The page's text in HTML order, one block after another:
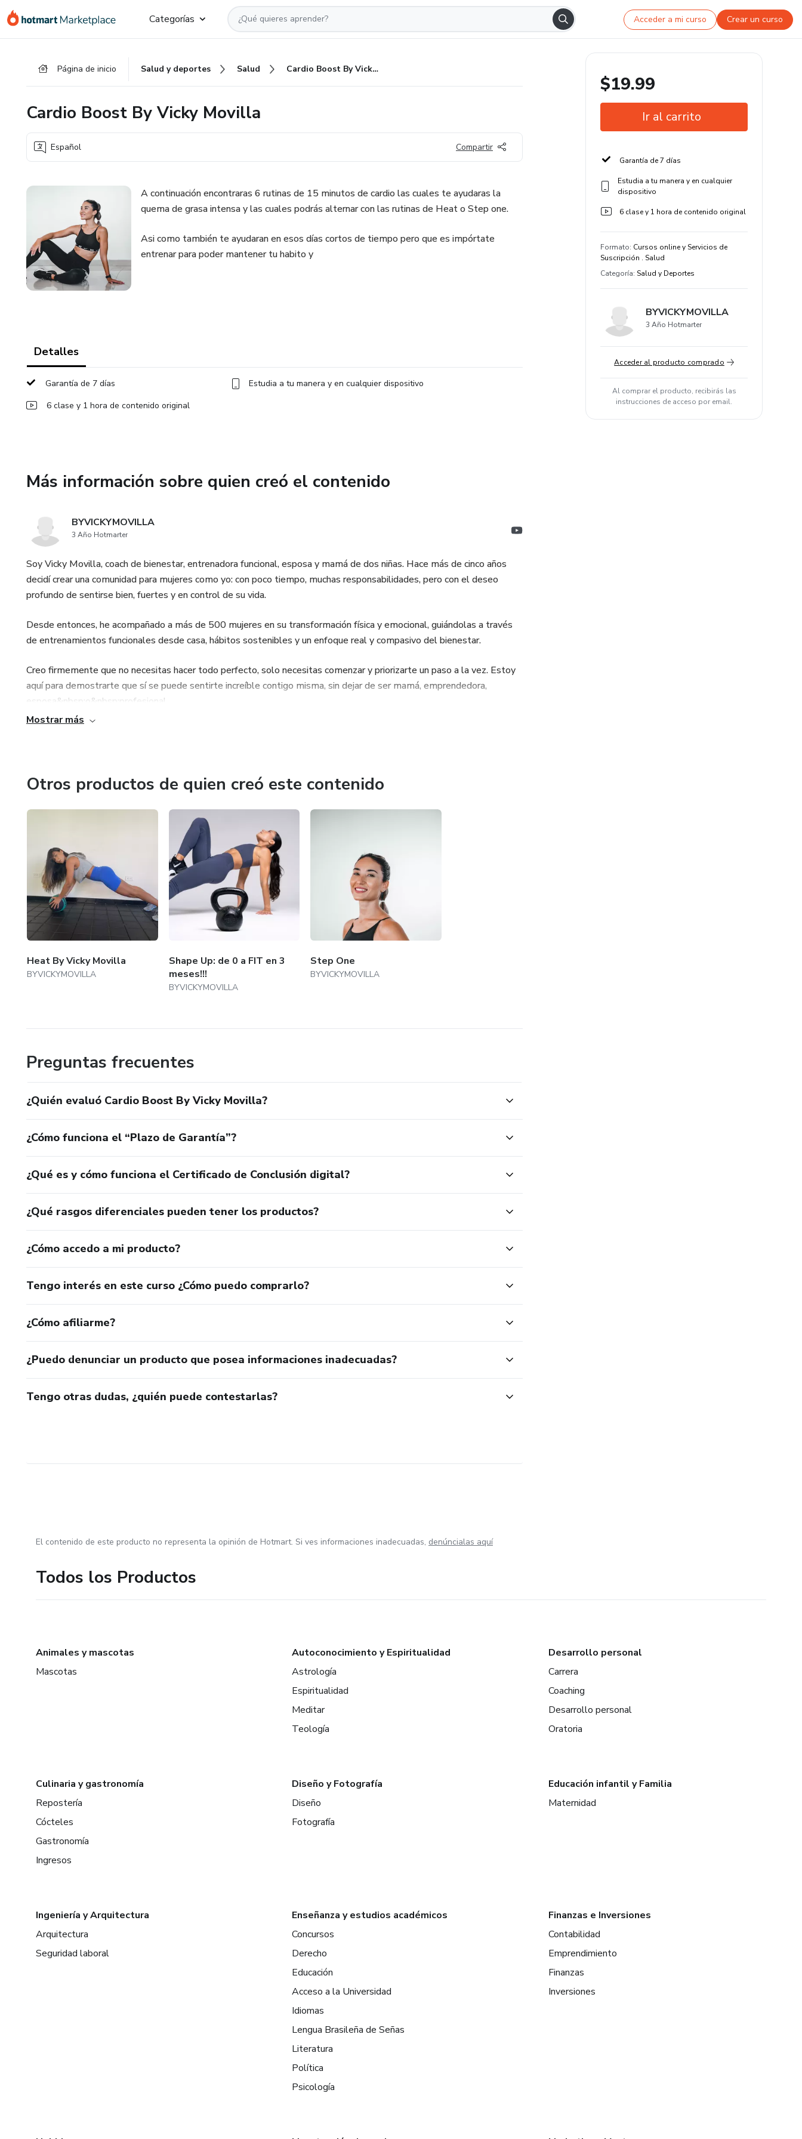
Categorías Acceder a mi curso Crear un curso
Página de inicio Salud y deportes Salud Cardio Boost By Vicky Movilla
Cardio Boost By Vicky Movilla
Español Compartir
A continuación encontraras 6 rutinas de 15 minutos de cardio las cuales te ayudaras la
quema de grasa intensa y las cuales podrás alternar con las rutinas de Heat o Step one.
Asi como también te ayudaran en esos días cortos de tiempo pero que es impórtate
entrenar para poder mantener tu habito y
Detalles
Garantía de 7 días
Estudia a tu manera y en cualquier dispositivo
6 clase y 1 hora de contenido original
Más información sobre quien creó el contenido
BYVICKYMOVILLA
3 Año Hotmarter
Soy Vicky Movilla, coach de bienestar, entrenadora funcional, esposa y mamá de dos niñas. Hace más de cinco años
decidí crear una comunidad para mujeres como yo: con poco tiempo, muchas responsabilidades, pero con el deseo
profundo de sentirse bien, fuertes y en control de su vida.
Desde entonces, he acompañado a más de 500 mujeres en su transformación física y emocional, guiándolas a través
de entrenamientos funcionales desde casa, hábitos sostenibles y un enfoque real y compasivo del bienestar.
Creo firmemente que no necesitas hacer todo perfecto, solo necesitas comenzar y priorizarte un paso a la vez. Estoy
aquí para demostrarte que sí se puede sentirte increíble contigo misma, sin dejar de ser mamá, emprendedora,
esposa&nbsp;o&nbsp;profesional.
Mostrar más
Otros productos de quien creó este contenido
Heat By Vicky Movilla
BYVICKYMOVILLA
Shape Up: de 0 a FIT en 3
meses!!!
BYVICKYMOVILLA
Step One
BYVICKYMOVILLA
Preguntas frecuentes
¿Quién evaluó Cardio Boost By Vicky Movilla?
¿Cómo funciona el “Plazo de Garantía”?
¿Qué es y cómo funciona el Certificado de Conclusión digital?
¿Qué rasgos diferenciales pueden tener los productos?
¿Cómo accedo a mi producto?
Tengo interés en este curso ¿Cómo puedo comprarlo?
¿Cómo afiliarme?
¿Puedo denunciar un producto que posea informaciones inadecuadas?
Tengo otras dudas, ¿quién puede contestarlas?
$19.99
Ir al carrito
Garantía de 7 días
Estudia a tu manera y en cualquier
dispositivo
6 clase y 1 hora de contenido original
Formato: Cursos online y Servicios de
Suscripción . Salud
Categoría: Salud y Deportes
BYVICKYMOVILLA
3 Año Hotmarter
Acceder al producto comprado
Al comprar el producto, recibirás las
instrucciones de acceso por email.
El contenido de este producto no representa la opinión de Hotmart. Si ves informaciones inadecuadas, denúncialas aquí
Todos los Productos
Animales y mascotas
Mascotas
Autoconocimiento y Espiritualidad
Astrología
Espiritualidad
Meditar
Teología
Desarrollo personal
Carrera
Coaching
Desarrollo personal
Oratoria
Culinaria y gastronomía
Repostería
Cócteles
Gastronomía
Ingresos
Diseño y Fotografía
Diseño
Fotografía
Educación infantil y Familia
Maternidad
Ingeniería y Arquitectura
Arquitectura
Seguridad laboral
Enseñanza y estudios académicos
Concursos
Derecho
Educación
Acceso a la Universidad
Idiomas
Lengua Brasileña de Señas
Literatura
Política
Psicología
Finanzas e Inversiones
Contabilidad
Emprendimiento
Finanzas
Inversiones